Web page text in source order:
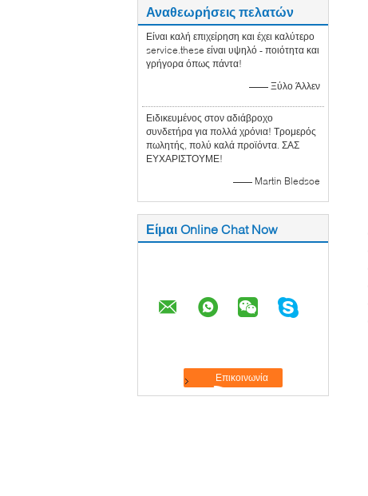
Αναθεωρήσεις πελατών
Είναι καλή επιχείρηση και έχει καλύτερο
service.these είναι υψηλό - ποιότητα και
γρήγορα όπως πάντα!
—— Ξύλο Άλλεν
Ειδικευμένος στον αδιάβροχο
συνδετήρα για πολλά χρόνια! Τρομερός
πωλητής, πολύ καλά προϊόντα. ΣΑΣ
ΕΥΧΑΡΙΣΤΟΥΜΕ!
—— Martin Bledsoe
Είμαι Online Chat Now